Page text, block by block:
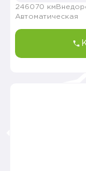
246070 км
Автоматическая